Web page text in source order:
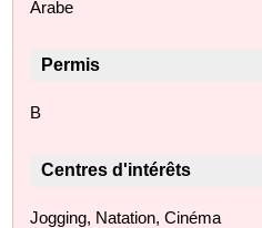
Arabe
Permis
B
Centres d'intérêts
Jogging, Natation, Cinéma